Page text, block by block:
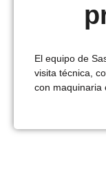
El equipo de
visita técnica,
con maquinaria